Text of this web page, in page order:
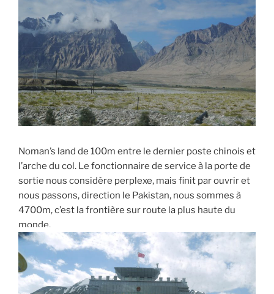
Noman’s land de 100m entre le dernier poste chinois et
l’arche du col. Le fonctionnaire de service à la porte de
sortie nous considère perplexe, mais finit par ouvrir et
nous passons, direction le Pakistan, nous sommes à
4700m, c’est la frontière sur route la plus haute du
monde.